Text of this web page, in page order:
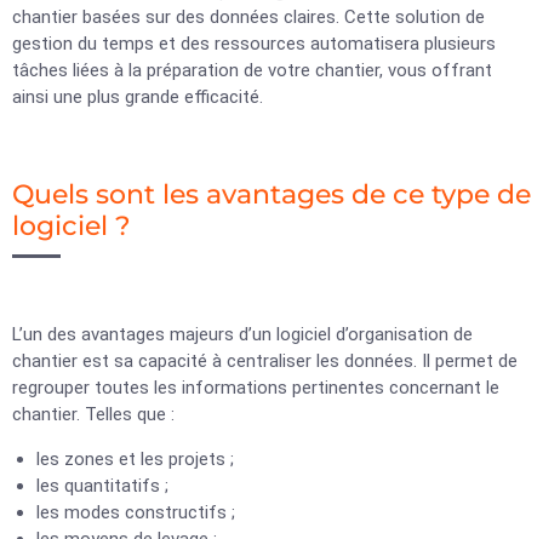
chantier basées sur des données claires. Cette solution de
gestion du temps et des ressources automatisera plusieurs
tâches liées à la préparation de votre chantier, vous offrant
ainsi une plus grande efficacité.
Quels sont les avantages de ce type de
logiciel ?
L’un des avantages majeurs d’un logiciel d’organisation de
chantier est sa capacité à centraliser les données. Il permet de
regrouper toutes les informations pertinentes concernant le
chantier. Telles que :
les zones et les projets ;
les quantitatifs ;
les modes constructifs ;